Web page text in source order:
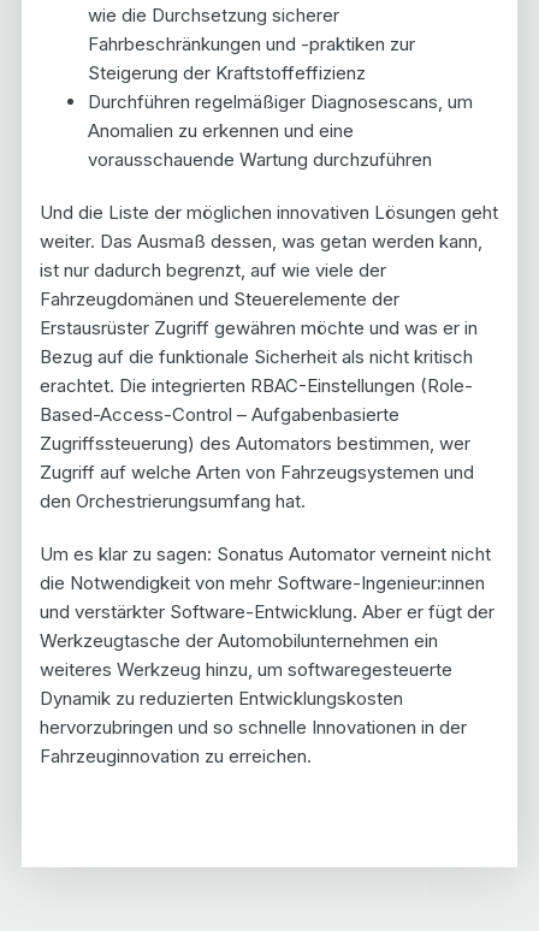
wie die Durchsetzung sicherer
Fahrbeschränkungen und -praktiken zur
Steigerung der Kraftstoffeffizienz
Durchführen regelmäßiger Diagnosescans, um
Anomalien zu erkennen und eine
vorausschauende Wartung durchzuführen
Und die Liste der möglichen innovativen Lösungen geht
weiter. Das Ausmaß dessen, was getan werden kann,
ist nur dadurch begrenzt, auf wie viele der
Fahrzeugdomänen und Steuerelemente der
Erstausrüster Zugriff gewähren möchte und was er in
Bezug auf die funktionale Sicherheit als nicht kritisch
erachtet. Die integrierten RBAC-Einstellungen (Role-
Based-Access-Control – Aufgabenbasierte
Zugriffssteuerung) des Automators bestimmen, wer
Zugriff auf welche Arten von Fahrzeugsystemen und
den Orchestrierungsumfang hat.
Um es klar zu sagen: Sonatus Automator verneint nicht
die Notwendigkeit von mehr Software-Ingenieur:innen
und verstärkter Software-Entwicklung. Aber er fügt der
Werkzeugtasche der Automobilunternehmen ein
weiteres Werkzeug hinzu, um softwaregesteuerte
Dynamik zu reduzierten Entwicklungskosten
hervorzubringen und so schnelle Innovationen in der
Fahrzeuginnovation zu erreichen.